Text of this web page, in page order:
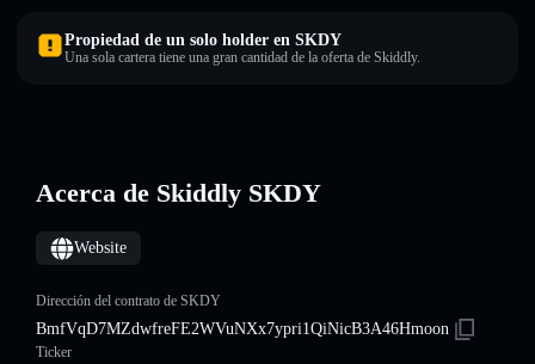
Propiedad de un solo holder en SKDY
Una sola cartera tiene una gran cantidad de la oferta de Skiddly.
Acerca de Skiddly SKDY
Website
Dirección del contrato de SKDY
BmfVqD7MZdwfreFE2WVuNXx7ypri1QiNicB3A46Hmoon
Ticker